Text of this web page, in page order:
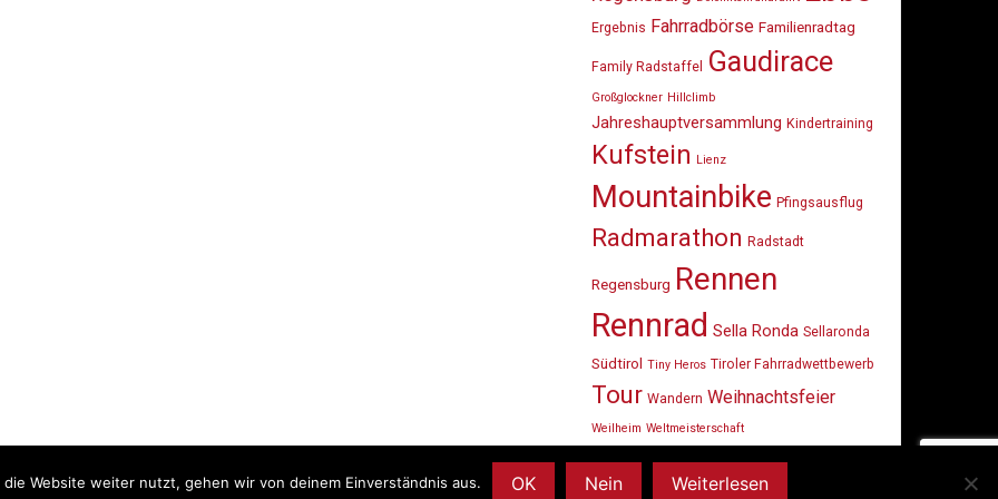
Ergebnis Fahrradbörse Familienradtag
Family Radstaffel Gaudirace
Großglockner Hillclimb
Jahreshauptversammlung Kindertraining
Kufstein Lienz
Mountainbike Pfingsausflug
Radmarathon Radstadt
Regensburg Rennen
Rennrad Sella Ronda Sellaronda
Südtirol Tiny Heros Tiroler Fahrradwettbewerb
Tour Wandern Weihnachtsfeier
Weilheim Weltmeisterschaft
Website weiter nutzt, gehen wir von deinem Einverständnis aus. OK Nein Weiterlesen